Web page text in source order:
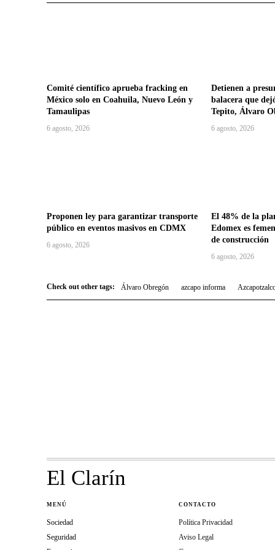
Comité científico aprueba fracking en
México solo en Coahuila, Nuevo León y
Tamaulipas
6 agosto, 2026
Detienen a
balacera que
Tepito, Álvaro
6 agosto, 2026
Proponen ley para garantizar transporte
público en eventos masivos en CDMX
6 agosto, 2026
El 48% de la
Edomex es
de construcción
6 agosto, 2026
Check out other tags: Álvaro Obregón azcapo informa
El Clarín
MENÚ
Sociedad
Seguridad
CONTACTO
Política Privacidad
Aviso Legal